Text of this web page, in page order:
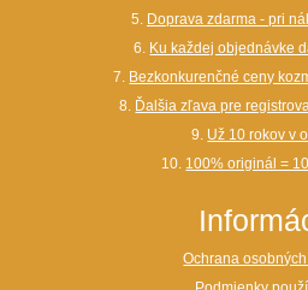
5. Doprava zdarma - pri
6. Ku každej objednávke
7. Bezkonkurenčné ceny
8. Ďalšia zľava pre
9. Už 10 rokov v
10. 100% originál =
Ochrana